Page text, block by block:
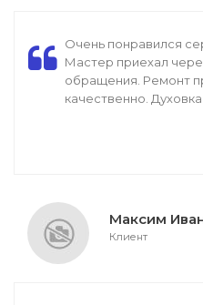
Очень понравился
Мастер приехал
обращения. Ремонт
качественно.
Максим
Клиент